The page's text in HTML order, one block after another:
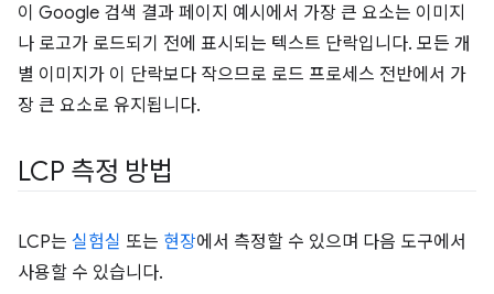
이 Google 검색 결과 페이지 예시에서 가장 큰 요소는 이미지
나 로고가 로드되기 전에 표시되는 텍스트 단락입니다. 모든 개
별 이미지가 이 단락보다 작으므로 로드 프로세스 전반에서 가
장 큰 요소로 유지됩니다.
LCP 측정 방법
LCP는 실험실 또는 현장에서 측정할 수 있으며 다음 도구에서
사용할 수 있습니다.